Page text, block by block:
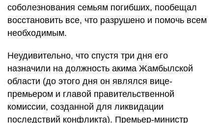
соболезнования семьям погибших, пообещал
восстановить все, что разрушено и помочь всем
необходимым.
Неудивительно, что спустя три дня его
назначили на должность акима Жамбылской
области (до этого дня он являлся вице-
премьером и главой правительственной
комиссии, созданной для ликвидации
последствий конфликта). Премьер-министр